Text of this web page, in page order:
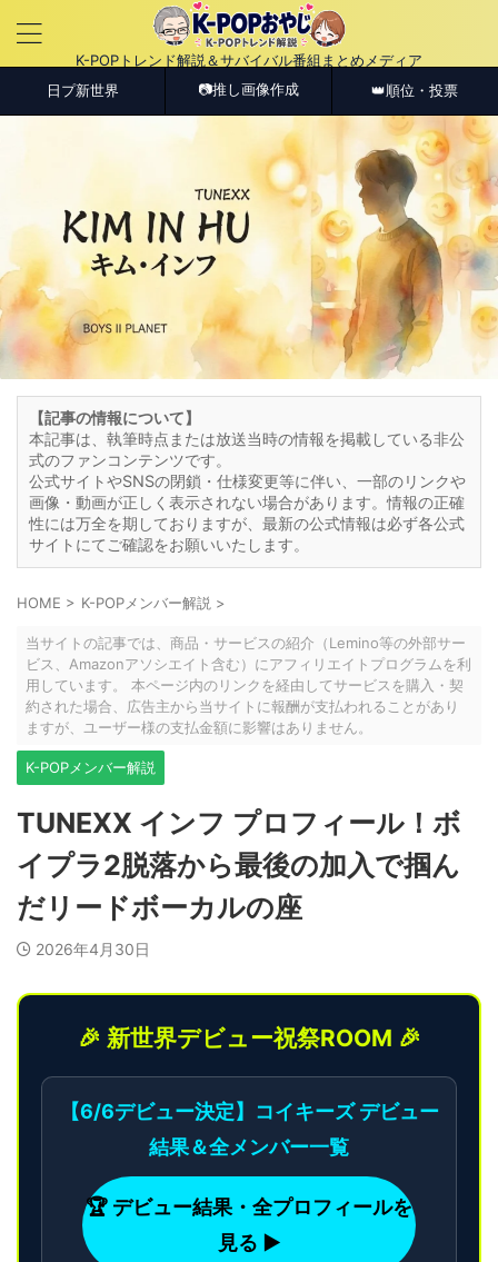
K-POPトレンド解説＆サバイバル番組まとめメディア
日プ新世界 📷推し画像作成 👑順位・投票
【記事の情報について】
本記事は、執筆時点または放送当時の情報を掲載している非公
式のファンコンテンツです。
公式サイトやSNSの閉鎖・仕様変更等に伴い、一部のリンクや
画像・動画が正しく表示されない場合があります。情報の正確
性には万全を期しておりますが、最新の公式情報は必ず各公式
サイトにてご確認をお願いいたします。
HOME > K-POPメンバー解説 >
当サイトの記事では、商品・サービスの紹介（Lemino等の外部サー
ビス、Amazonアソシエイト含む）にアフィリエイトプログラムを利
用しています。 本ページ内のリンクを経由してサービスを購入・契
約された場合、広告主から当サイトに報酬が支払われることがあり
ますが、ユーザー様の支払金額に影響はありません。
K-POPメンバー解説
TUNEXX インフ プロフィール！ボ
イプラ2脱落から最後の加入で掴ん
だリードボーカルの座
2026年4月30日
🎉 新世界デビュー祝祭ROOM 🎉
【6/6デビュー決定】コイキーズ デビュー
結果＆全メンバー一覧
🏆 デビュー結果・全プロフィールを
見る ▶